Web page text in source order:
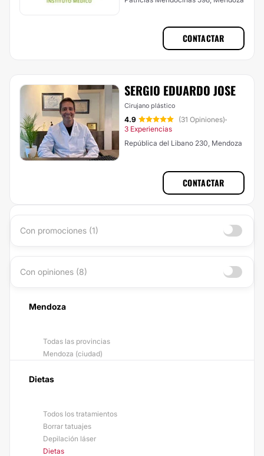
CONTACTAR
SERGIO EDUARDO JOSE
Cirujano plástico
4.9 (31 Opiniones)·
3 Experiencias
República del Libano 230, Mendoza
CONTACTAR
Con promociones (1)
Con opiniones (8)
Mendoza
Todas las provincias
Mendoza (ciudad)
Dietas
Todos los tratamientos
Borrar tatuajes
Depilación láser
Dietas